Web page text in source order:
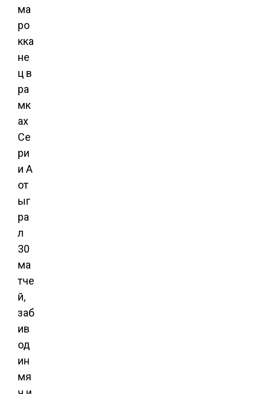
ма
ро
кка
не
ц в
ра
мк
ах
Се
ри
и А
от
ыг
ра
л
30
ма
тче
й,
заб
ив
од
ин
мя